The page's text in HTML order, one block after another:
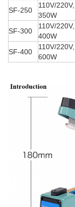
SF-250
110V/220V,
350W
SF-300
110V/220V,
400W
SF-400
110V/220V,
600W